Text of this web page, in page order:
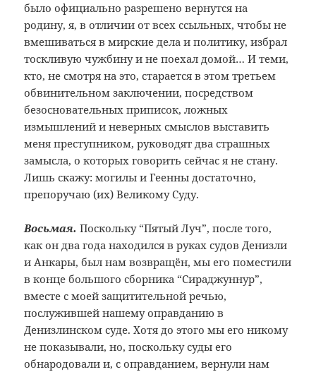
было официально разрешено вернутся на
родину, я, в отличии от всех ссыльных, чтобы не
вмешиваться в мирские дела и политику, избрал
тоскливую чужбину и не поехал домой… И теми,
кто, не смотря на это, старается в этом третьем
обвинительном заключении, посредством
безосновательных приписок, ложных
измышлений и неверных смыслов выставить
меня преступником, руководят два страшных
замысла, о которых говорить сейчас я не стану.
Лишь скажу: могилы и Геенны достаточно,
препоручаю (их) Великому Суду.
Восьмая. Поскольку “Пятый Луч”, после того,
как он два года находился в руках судов Денизли
и Анкары, был нам возвращён, мы его поместили
в конце большого сборника “Сираджуннур”,
вместе с моей защитительной речью,
послужившей нашему оправданию в
Денизлинском суде. Хотя до этого мы его никому
не показывали, но, поскольку суды его
обнародовали и, с оправданием, вернули нам